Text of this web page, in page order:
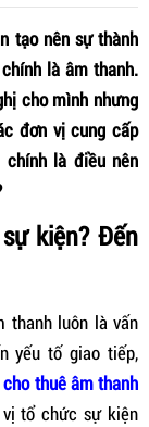
tạo nên sự thành
là âm thanh.
cho mình nhưng
đơn vị cung cấp
là điều nên
kiện? Đến
thanh luôn là vấn
yếu tố giao tiếp,
cho thuê âm thanh
tổ chức sự kiện